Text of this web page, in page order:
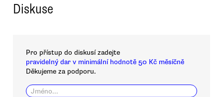
Diskuse
Pro přístup do diskusí zadejte
pravidelný dar v minimální hodnotě 50 Kč měsíčně
Děkujeme za podporu.